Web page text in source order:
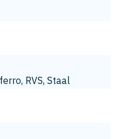
RVS, Staal